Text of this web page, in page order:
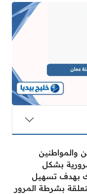
بشكل
بهدف تسهيل
بشرطة المرور